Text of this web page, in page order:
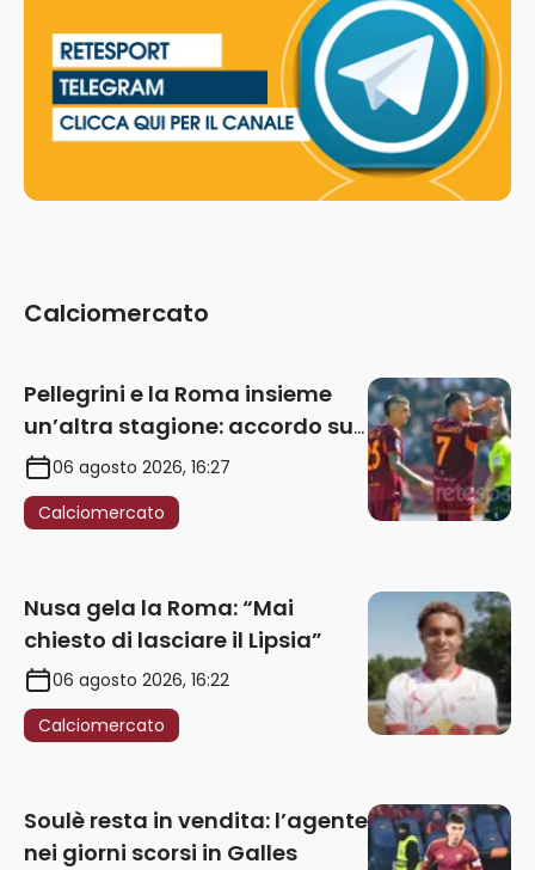
Calciomercato
Pellegrini e la Roma insieme
un’altra stagione: accordo sul
rinnovo annuale
06 agosto 2026, 16:27
Calciomercato
Nusa gela la Roma: “Mai
chiesto di lasciare il Lipsia”
06 agosto 2026, 16:22
Calciomercato
Soulè resta in vendita: l’agente
nei giorni scorsi in Galles